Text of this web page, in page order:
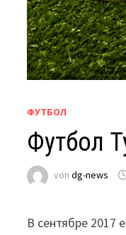
ФУТБОЛ
Футбол
vondg-news
В сентябре 2017